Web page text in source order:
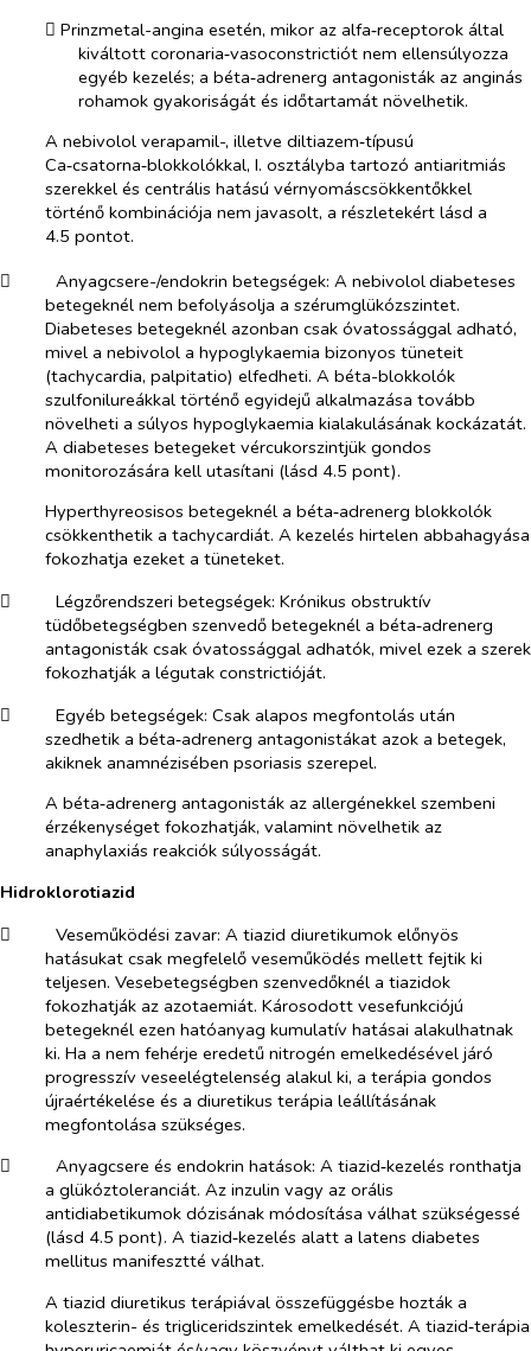
​ Prinzmetal-angina esetén, mikor az alfa‑receptorok által
kiváltott coronaria‑vasoconstrictiót nem ellensúlyozza
egyéb kezelés; a béta‑adrenerg antagonisták az anginás
rohamok gyakoriságát és időtartamát növelhetik.
A nebivolol verapamil-, illetve diltiazem‑típusú
Ca‑csatorna‑blokkolókkal, I. osztályba tartozó antiaritmiás
szerekkel és centrális hatású vérnyomáscsökkentőkkel
történő kombinációja nem javasolt, a részletekért lásd a
4.5 pontot.
​
Anyagcsere-/endokrin betegségek: A nebivololdiabeteses
betegeknél nem befolyásolja a szérumglükózszintet.
Diabeteses betegeknél azonban csak óvatossággal adható,
mivel a nebivolol a hypoglykaemia bizonyos tüneteit
(tachycardia, palpitatio) elfedheti. A béta-blokkolók
szulfonilureákkal történő egyidejű alkalmazása tovább
növelheti a súlyos hypoglykaemia kialakulásának kockázatát.
A diabeteses betegeket vércukorszintjük gondos
monitorozására kell utasítani (lásd 4.5 pont).
Hyperthyreosisos betegeknél a béta‑adrenerg blokkolók
csökkenthetik a tachycardiát. A kezelés hirtelen abbahagyása
fokozhatja ezeket a tüneteket.
​
Légzőrendszeri betegségek: Krónikus obstruktív
tüdőbetegségben szenvedő betegeknél a béta‑adrenerg
antagonisták csak óvatossággal adhatók, mivel ezek a szerek
fokozhatják a légutak constrictióját.
​
Egyéb betegségek: Csak alapos megfontolás után
szedhetik a béta‑adrenerg antagonistákat azok a betegek,
akiknek anamnézisében psoriasis szerepel.
A béta‑adrenerg antagonisták az allergénekkel szembeni
érzékenységet fokozhatják, valamint növelhetik az
anaphylaxiás reakciók súlyosságát.
Hidroklorotiazid
​
Veseműködési zavar: A tiazid diuretikumok előnyös
hatásukat csak megfelelő veseműködés mellett fejtik ki
teljesen. Vesebetegségben szenvedőknél a tiazidok
fokozhatják az azotaemiát. Károsodott vesefunkciójú
betegeknél ezen hatóanyag kumulatív hatásai alakulhatnak
ki. Ha a nem fehérje eredetű nitrogén emelkedésével járó
progresszív veseelégtelenség alakul ki, a terápia gondos
újraértékelése és a diuretikus terápia leállításának
megfontolása szükséges.
​
Anyagcsere és endokrin hatások: A tiazid‑kezelés ronthatja
a glükóztoleranciát. Az inzulin vagy az orális
antidiabetikumok dózisának módosítása válhat szükségessé
(lásd 4.5 pont). A tiazid‑kezelés alatt a latens diabetes
mellitus manifesztté válhat.
A tiazid diuretikus terápiával összefüggésbe hozták a
koleszterin- és trigliceridszintek emelkedését. A tiazid‑terápia